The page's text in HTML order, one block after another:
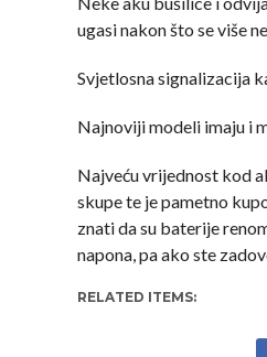
ugasi nakon što se više
Svjetlosna signalizacija
Najnoviji modeli imaju i
Najveću vrijednost kod
skupe te je pametno
znati da su baterije
napona, pa ako ste
RELATED ITEMS: